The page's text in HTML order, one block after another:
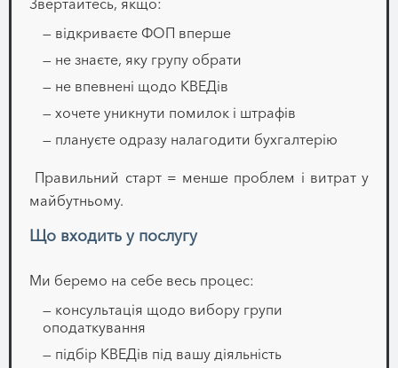
Звертайтесь, якщо:
— відкриваєте ФОП вперше
— не знаєте, яку групу обрати
— не впевнені щодо КВЕДів
— хочете уникнути помилок і штрафів
— плануєте одразу налагодити бухгалтерію
Правильний старт = менше проблем і витрат у
майбутньому.
Що входить у послугу
Ми беремо на себе весь процес:
— консультація щодо вибору групи
оподаткування
— підбір КВЕДів під вашу діяльність